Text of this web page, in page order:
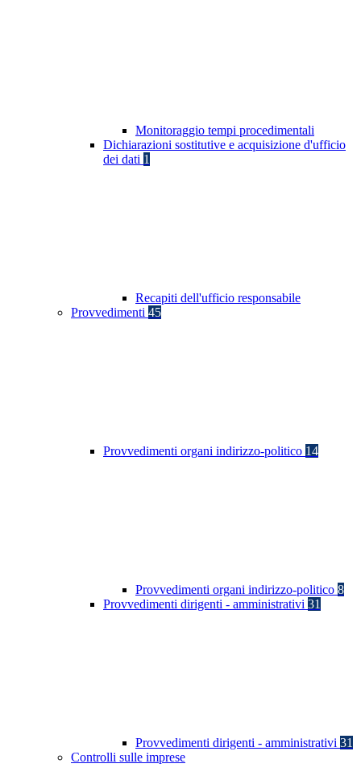
Monitoraggio tempi procedimentali
Dichiarazioni sostitutive e acquisizione d'ufficio
dei dati 1
Recapiti dell'ufficio responsabile
Provvedimenti 45
Provvedimenti organi indirizzo-politico 14
Provvedimenti organi indirizzo-politico 8
Provvedimenti dirigenti - amministrativi 31
Provvedimenti dirigenti - amministrativi 31
Controlli sulle imprese